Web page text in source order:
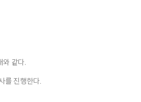
와 같다.
를 진행한다.